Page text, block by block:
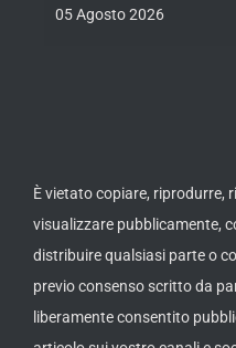
05 Agosto 2026
È vietato copiare, riprodurre,
visualizzare pubblicamente,
distribuire qualsiasi parte o
previo consenso scritto da
liberamente consentito